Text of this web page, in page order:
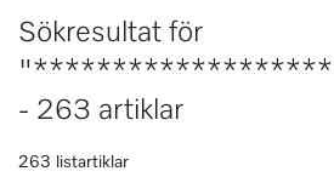
Sökresultat för
- 263 artiklar
263 listartiklar